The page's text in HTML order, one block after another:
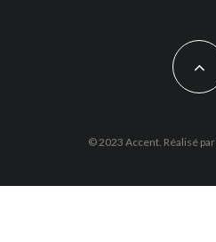
© 2023 Accent. Réalisé par